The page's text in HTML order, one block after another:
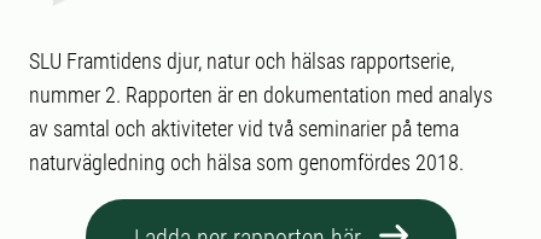
SLU Framtidens djur, natur och hälsas rapportserie,
nummer 2. Rapporten är en dokumentation med analys
av samtal och aktiviteter vid två seminarier på tema
naturvägledning och hälsa som genomfördes 2018.